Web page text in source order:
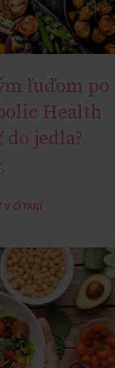
HEALTH
ľuďom po
Health
jedla?
V ČÍTANÍ